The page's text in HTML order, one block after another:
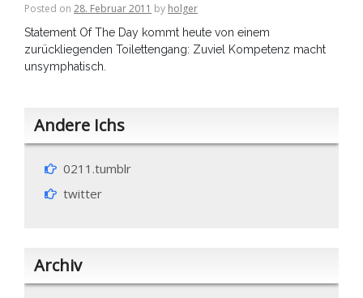
Posted on 28. Februar 2011 by holger
Statement Of The Day kommt heute von einem
zurückliegenden Toilettengang: Zuviel Kompetenz macht
unsymphatisch.
Andere Ichs
0211.tumblr
twitter
Archiv